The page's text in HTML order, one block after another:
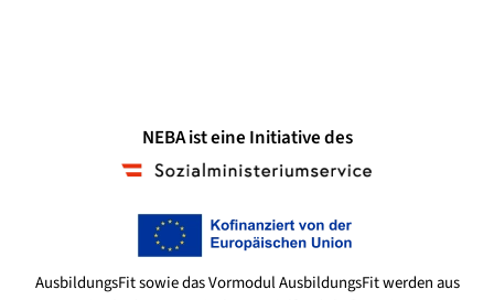
NEBA ist eine Initiative des
AusbildungsFit sowie das Vormodul AusbildungsFit werden aus